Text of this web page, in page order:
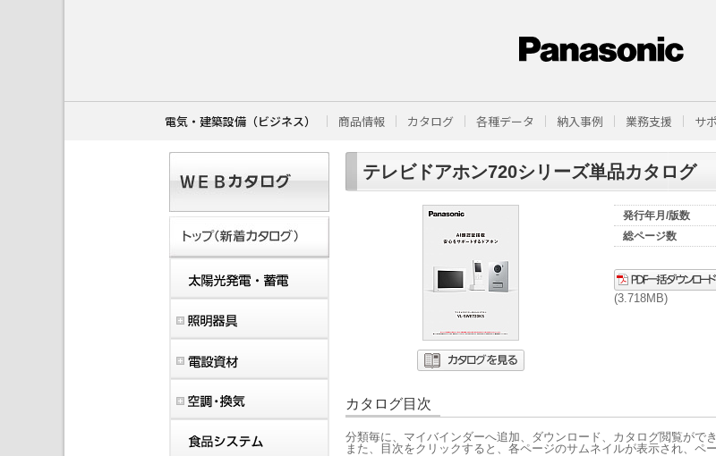
電気・建築設備（ビジネス） 商品情報 カタログ 各種データ 納入事例 業務支援 サ
テレビドアホン720シリーズ単品カタログ
発行年月/版数
総ページ数
(3.718MB)
カタログ目次
分類毎に、マイバインダーへ追加、ダウンロード、カタログ閲覧ができ
また、目次をクリックすると、各ページのサムネイルが表示され、ペ